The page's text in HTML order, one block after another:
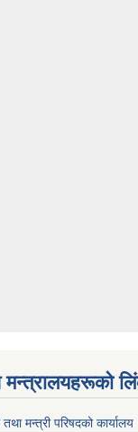
मन्त्री परिषदको कार्यालय